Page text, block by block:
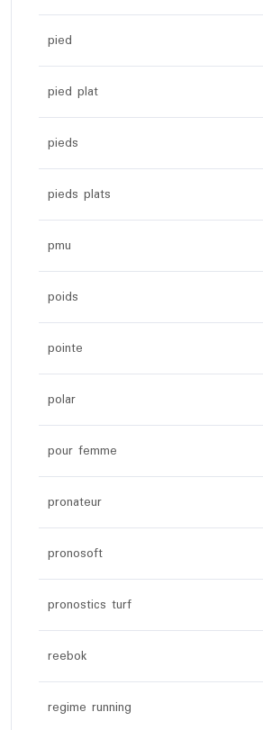
pied
pied plat
pieds
pieds plats
pmu
poids
pointe
polar
pour femme
pronateur
pronosoft
pronostics turf
reebok
regime running